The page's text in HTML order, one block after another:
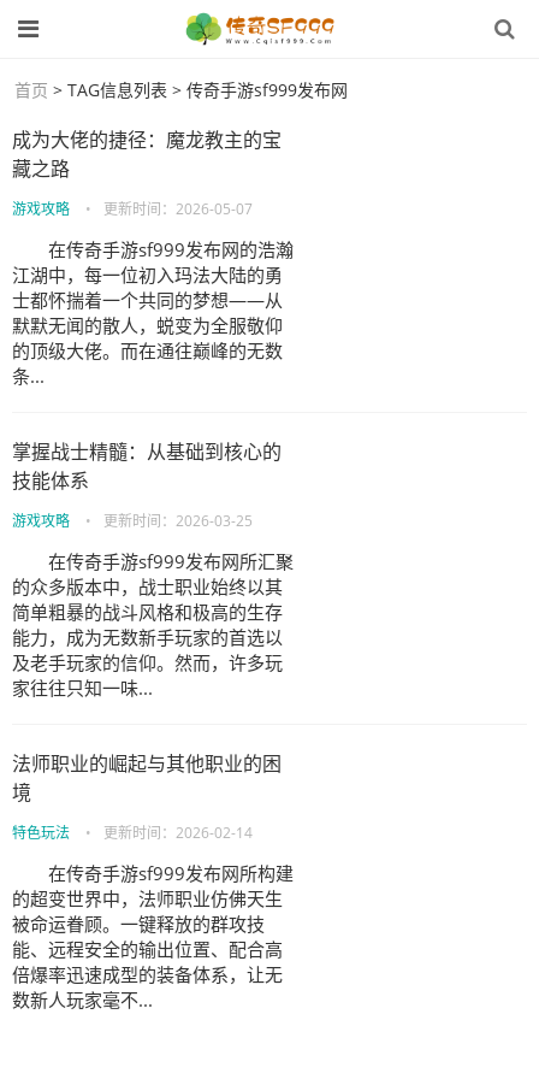
首页 > TAG信息列表 > 传奇手游sf999发布网
成为大佬的捷径：魔龙教主的宝
藏之路
游戏攻略 • 更新时间： 2026-05-07
在传奇手游sf999发布网的浩瀚
江湖中，每一位初入玛法大陆的勇
士都怀揣着一个共同的梦想——从
默默无闻的散人，蜕变为全服敬仰
的顶级大佬。而在通往巅峰的无数
条...
掌握战士精髓：从基础到核心的
技能体系
游戏攻略 • 更新时间： 2026-03-25
在传奇手游sf999发布网所汇聚
的众多版本中，战士职业始终以其
简单粗暴的战斗风格和极高的生存
能力，成为无数新手玩家的首选以
及老手玩家的信仰。然而，许多玩
家往往只知一味...
法师职业的崛起与其他职业的困
境
特色玩法 • 更新时间： 2026-02-14
在传奇手游sf999发布网所构建
的超变世界中，法师职业仿佛天生
被命运眷顾。一键释放的群攻技
能、远程安全的输出位置、配合高
倍爆率迅速成型的装备体系，让无
数新人玩家毫不...